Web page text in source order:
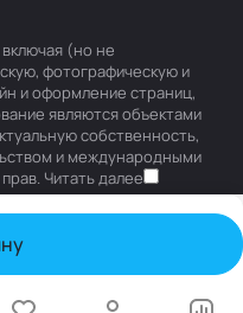
(но не
фотографическую и
и оформление страниц,
являются объектами
собственность,
и международными
Читать далее